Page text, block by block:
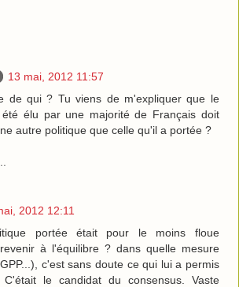
13 mai, 2012 11:57
de qui ? Tu viens de m'expliquer que le
élu par une majorité de Français doit
autre politique que celle qu'il a portée ?
2012 12:11
portée était pour le moins floue
à l'équilibre ? dans quelle mesure
c'est sans doute ce qui lui a permis
le candidat du consensus. Vaste